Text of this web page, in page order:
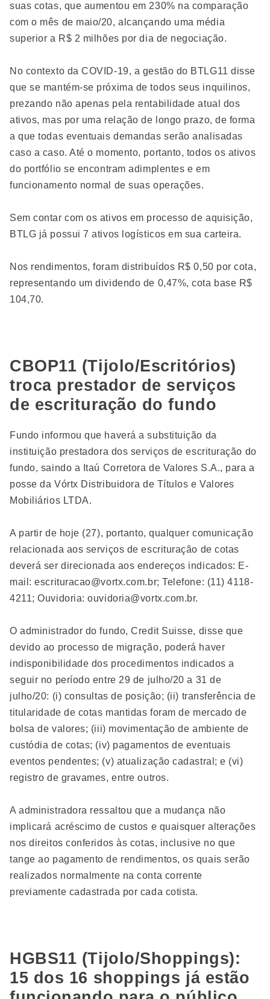
suas cotas, que aumentou em 230% na comparação
com o mês de maio/20, alcançando uma média
superior a R$ 2 milhões por dia de negociação.
No contexto da COVID-19, a gestão do BTLG11 disse
que se mantém-se próxima de todos seus inquilinos,
prezando não apenas pela rentabilidade atual dos
ativos, mas por uma relação de longo prazo, de forma
a que todas eventuais demandas serão analisadas
caso a caso. Até o momento, portanto, todos os ativos
do portfólio se encontram adimplentes e em
funcionamento normal de suas operações.
Sem contar com os ativos em processo de aquisição,
BTLG já possui 7 ativos logísticos em sua carteira.
Nos rendimentos, foram distribuídos R$ 0,50 por cota,
representando um dividendo de 0,47%, cota base R$
104,70.
CBOP11 (Tijolo/Escritórios)
troca prestador de serviços
de escrituração do fundo
Fundo informou que haverá a substituição da
instituição prestadora dos serviços de escrituração do
fundo, saindo a Itaú Corretora de Valores S.A., para a
posse da Vórtx Distribuidora de Títulos e Valores
Mobiliários LTDA.
A partir de hoje (27), portanto, qualquer comunicação
relacionada aos serviços de escrituração de cotas
deverá ser direcionada aos endereços indicados: E-
mail:escrituracao@vortx.com.br; Telefone: (11) 4118-
4211; Ouvidoria:ouvidoria@vortx.com.br.
O administrador do fundo, Credit Suisse, disse que
devido ao processo de migração, poderá haver
indisponibilidade dos procedimentos indicados a
seguir no período entre 29 de julho/20 a 31 de
julho/20: (i) consultas de posição; (ii) transferência de
titularidade de cotas mantidas foram de mercado de
bolsa de valores; (iii) movimentação de ambiente de
custódia de cotas; (iv) pagamentos de eventuais
eventos pendentes; (v) atualização cadastral; e (vi)
registro de gravames, entre outros.
A administradora ressaltou que a mudança não
implicará acréscimo de custos e quaisquer alterações
nos direitos conferidos às cotas, inclusive no que
tange ao pagamento de rendimentos, os quais serão
realizados normalmente na conta corrente
previamente cadastrada por cada cotista.
HGBS11 (Tijolo/Shoppings):
15 dos 16 shoppings já estão